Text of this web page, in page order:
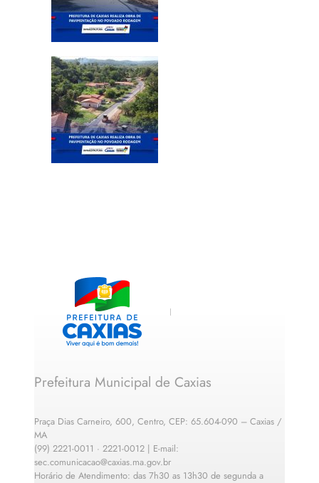
Prefeitura Municipal de Caxias
Praça Dias Carneiro, 600, Centro, CEP: 65.604-090 – Caxias /
MA
(99) 2221-0011 · 2221-0012 | E-mail:
sec.comunicacao@caxias.ma.gov.br
Horário de Atendimento: das 7h30 as 13h30 de segunda a